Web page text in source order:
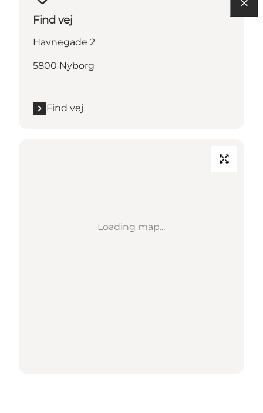
Find vej
Havnegade 2
5800 Nyborg
Find vej
Loading map...